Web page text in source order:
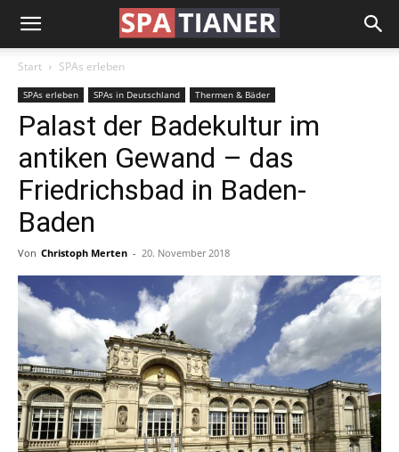
Start SPAs erleben
SPAs erleben SPAs in Deutschland Thermen & Bäder
Palast der Badekultur im
antiken Gewand – das
Friedrichsbad in Baden-
Baden
Von Christoph Merten - 20. November 2018